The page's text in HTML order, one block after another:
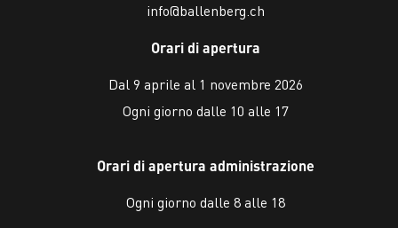
info@ballenberg.ch
Orari di apertura
Dal 9 aprile al 1 novembre 2026
Ogni giorno dalle 10 alle 17
Orari di apertura administrazione
Ogni giorno dalle 8 alle 18